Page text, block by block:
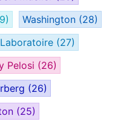
Washington (28)
Laboratoire (27)
Pelosi (26)
(26)
(25)